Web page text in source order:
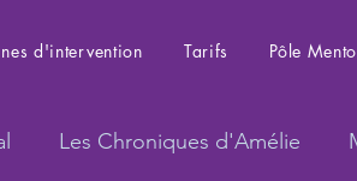
d'intervention Tarifs Pôle
Les Chroniques d'Amélie